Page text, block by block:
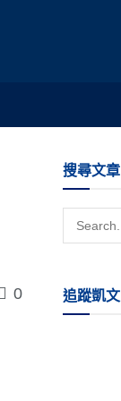
0
搜尋文章
追蹤凱文